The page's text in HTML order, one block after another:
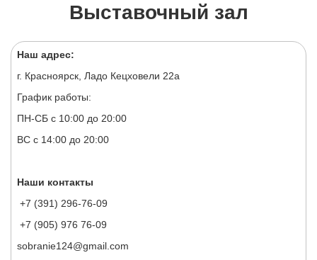
Выставочный зал
Наш адрес:
г. Красноярск, Ладо Кецховели 22а
График работы:
ПН-СБ с 10:00 до 20:00
ВС с 14:00 до 20:00
Наши контакты
+7 (391) 296-76-09
+7 (905) 976 76-09
sobranie124@gmail.com